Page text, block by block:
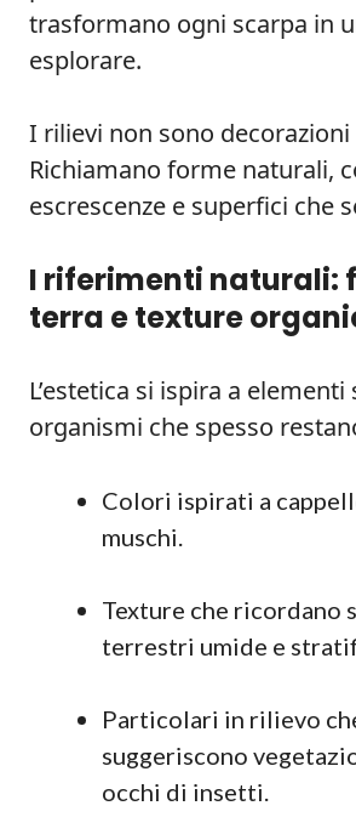
trasformano ogni scarpa in
esplorare.
I rilievi non sono decorazioni
Richiamano forme naturali,
escrescenze e superfici che
I riferimenti naturali:
terra e texture
L’estetica si ispira a
organismi che spesso
Colori ispirati a
muschi.
Texture che ricordano
terrestri umide e
Particolari in rilievo
suggeriscono
occhi di insetti.